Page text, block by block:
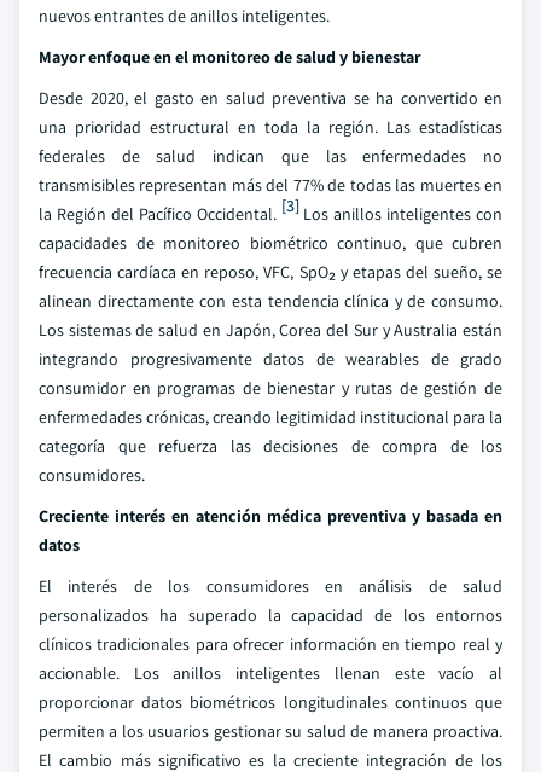
nuevos entrantes de anillos inteligentes.
Mayor enfoque en el monitoreo de salud y bienestar
Desde 2020, el gasto en salud preventiva se ha convertido en
una prioridad estructural en toda la región. Las estadísticas
federales de salud indican que las enfermedades no
transmisibles representan más del 77% de todas las muertes en
la Región del Pacífico Occidental. [3]Los anillos inteligentes con
capacidades de monitoreo biométrico continuo, que cubren
frecuencia cardíaca en reposo, VFC, SpO₂ y etapas del sueño, se
alinean directamente con esta tendencia clínica y de consumo.
Los sistemas de salud en Japón, Corea del Sur y Australia están
integrando progresivamente datos de wearables de grado
consumidor en programas de bienestar y rutas de gestión de
enfermedades crónicas, creando legitimidad institucional para la
categoría que refuerza las decisiones de compra de los
consumidores.
Creciente interés en atención médica preventiva y basada en
datos
El interés de los consumidores en análisis de salud
personalizados ha superado la capacidad de los entornos
clínicos tradicionales para ofrecer información en tiempo real y
accionable. Los anillos inteligentes llenan este vacío al
proporcionar datos biométricos longitudinales continuos que
permiten a los usuarios gestionar su salud de manera proactiva.
El cambio más significativo es la creciente integración de los